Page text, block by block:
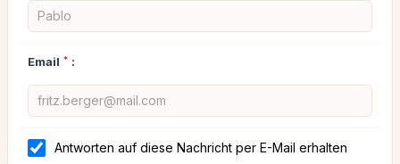
Email * :
Antworten auf diese Nachricht per E-Mail erhalten